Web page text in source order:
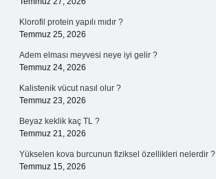
Klorofil protein yapılı mıdır ?
Temmuz 25, 2026
Adem elması meyvesi neye iyi gelir ?
Temmuz 24, 2026
Kalistenik vücut nasıl olur ?
Temmuz 23, 2026
Beyaz keklik kaç TL ?
Temmuz 21, 2026
Yükselen kova burcunun fiziksel özellikleri nelerdir ?
Temmuz 15, 2026